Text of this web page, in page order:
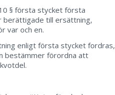
§ första stycket första
berättigade till ersättning,
var och en.
enligt första stycket fordras,
bestämmer förordna att